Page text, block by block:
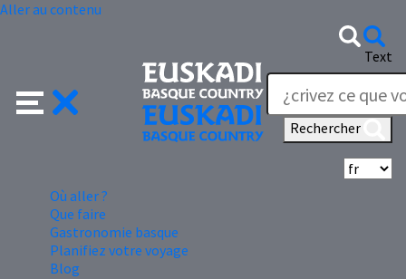
Aller au contenu
Text
Rechercher
Où aller ?
Que faire
Gastronomie basque
Planifiez votre voyage
Blog